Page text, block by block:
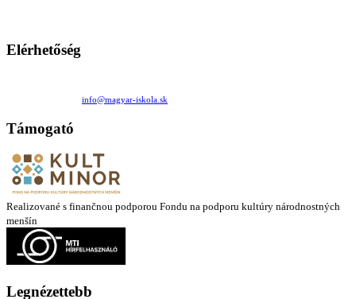
Elérhetőség
info@magyar-iskola.sk
Támogató
Realizované s finančnou podporou Fondu na podporu kultúry národnostných
menšín
Legnézettebb